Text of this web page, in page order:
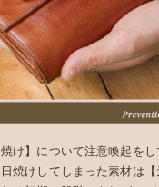
け】について注意喚起を
焼けしてしまった素材は